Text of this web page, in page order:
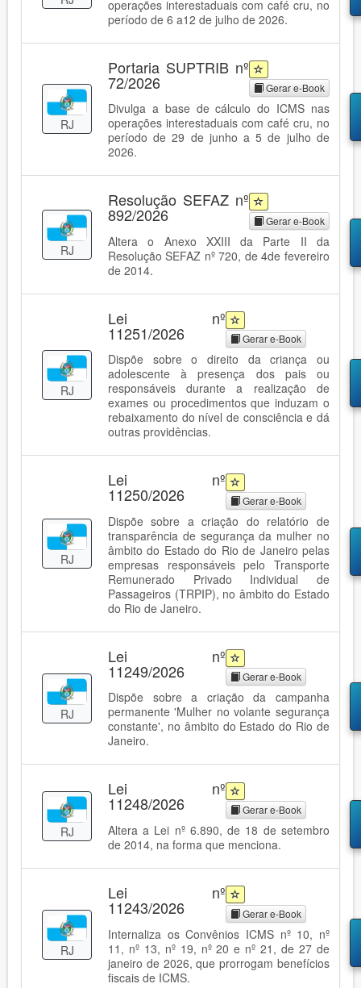
operações interestaduais com café cru, no
período de 6 a12 de julho de 2026.
RJ
Portaria SUPTRIB nº
72/2026 Gerar e-Book
Divulga a base de cálculo do ICMS nas
operações interestaduais com café cru, no
período de 29 de junho a 5 de julho de
2026.
RJ
Resolução SEFAZ nº
892/2026 Gerar e-Book
Altera o Anexo XXIII da Parte II da
Resolução SEFAZ nº 720, de 4de fevereiro
de 2014.
RJ
Lei nº
11251/2026 Gerar e-Book
Dispõe sobre o direito da criança ou
adolescente à presença dos pais ou
responsáveis durante a realização de
exames ou procedimentos que induzam o
rebaixamento do nível de consciência e dá
outras providências.
RJ
Lei nº
11250/2026 Gerar e-Book
Dispõe sobre a criação do relatório de
transparência de segurança da mulher no
âmbito do Estado do Rio de Janeiro pelas
empresas responsáveis pelo Transporte
Remunerado Privado Individual de
Passageiros (TRPIP), no âmbito do Estado
do Rio de Janeiro.
RJ
Lei nº
11249/2026 Gerar e-Book
Dispõe sobre a criação da campanha
permanente 'Mulher no volante segurança
constante', no âmbito do Estado do Rio de
Janeiro.
RJ
Lei nº
11248/2026 Gerar e-Book
Altera a Lei nº 6.890, de 18 de setembro
de 2014, na forma que menciona.
RJ
Lei nº
11243/2026 Gerar e-Book
Internaliza os Convênios ICMS nº 10, nº
11, nº 13, nº 19, nº 20 e nº 21, de 27 de
janeiro de 2026, que prorrogam benefícios
fiscais de ICMS.